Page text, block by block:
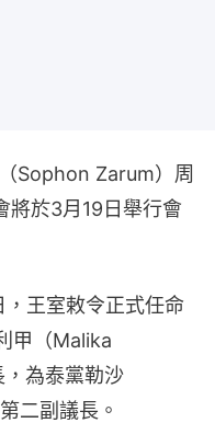
Sophon Zarum）周
將於3月19日舉行會
王室敕令正式任命
甲（Malika
為泰黨勒沙
二副議長。